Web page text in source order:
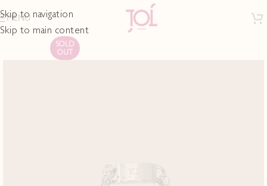
Skip to navigation
Skip to main content
MENU
SOLD
OUT